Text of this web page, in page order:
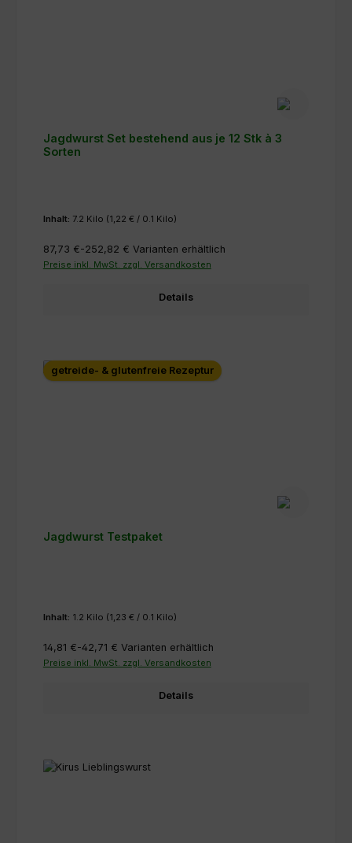
Jagdwurst Set bestehend aus je 12 Stk à 3
Sorten
Inhalt: 7.2 Kilo (1,22 € / 0.1 Kilo)
87,73 €-252,82 € Varianten erhältlich
Preise inkl. MwSt. zzgl. Versandkosten
Details
getreide- & glutenfreie Rezeptur
Jagdwurst Testpaket
Inhalt: 1.2 Kilo (1,23 € / 0.1 Kilo)
14,81 €-42,71 € Varianten erhältlich
Preise inkl. MwSt. zzgl. Versandkosten
Details